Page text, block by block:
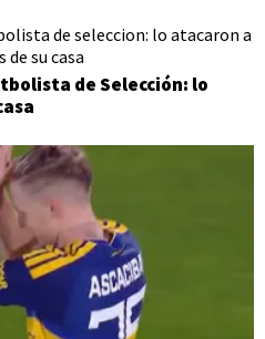
de Selección: lo